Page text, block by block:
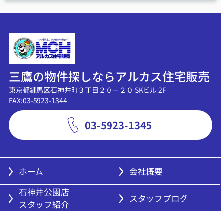
三鷹の物件探しならアルカス住宅販売
東京都練馬区石神井町３丁目２０－２０ SKビル 2F
FAX:03-5923-1344
03-5923-1345
ホーム
会社概要
石神井公園店
スタッフ紹介
スタッフブログ